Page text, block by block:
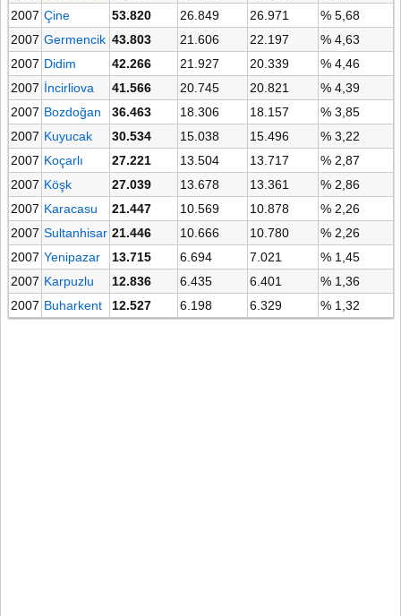
2007 Çine 53.820 26.849 26.971
% 5,68
2007 Germencik 43.803 21.606 22.197
% 4,63
2007 Didim 42.266 21.927 20.339
% 4,46
2007 İncirliova 41.566 20.745 20.821
% 4,39
2007 Bozdoğan 36.463 18.306 18.157
% 3,85
2007 Kuyucak 30.534 15.038 15.496
% 3,22
2007 Koçarlı 27.221 13.504 13.717
% 2,87
2007 Köşk 27.039 13.678 13.361
% 2,86
2007 Karacasu 21.447 10.569 10.878
% 2,26
2007 Sultanhisar 21.446 10.666 10.780
% 2,26
2007 Yenipazar 13.715 6.694 7.021
% 1,45
2007 Karpuzlu 12.836 6.435 6.401
% 1,36
2007 Buharkent 12.527 6.198 6.329 % 1,32